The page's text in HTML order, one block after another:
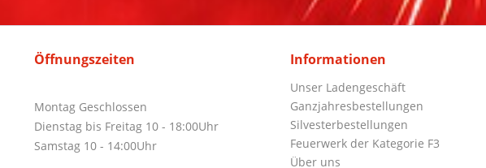
Öffnungszeiten
Montag Geschlossen
Dienstag bis Freitag 10 - 18:00Uhr
Samstag 10 - 14:00Uhr
Informationen
Unser Ladengeschäft
Ganzjahresbestellungen
Silvesterbestellungen
Feuerwerk der Kategorie F3
Über uns